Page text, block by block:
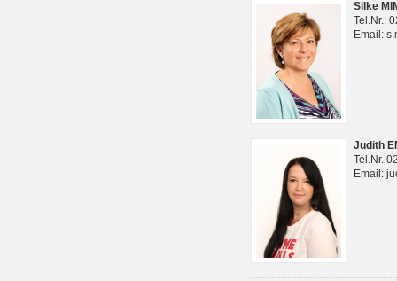
Silke
Tel.Nr.:
Email:
Judith
Tel.Nr.
Email: